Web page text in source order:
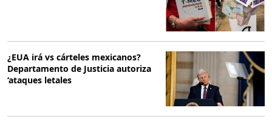
¿EUA irá vs cárteles mexicanos?
Departamento de Justicia autoriza
‘ataques letales